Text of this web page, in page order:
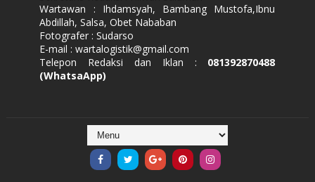
Wartawan : Ihdamsyah, Bambang Mustofa,Ibnu
Abdillah, Salsa, Obet Nababan
Fotografer : Sudarso
E-mail : wartalogistik@gmail.com
Telepon Redaksi dan Iklan : 081392870488
(WhatsaApp)